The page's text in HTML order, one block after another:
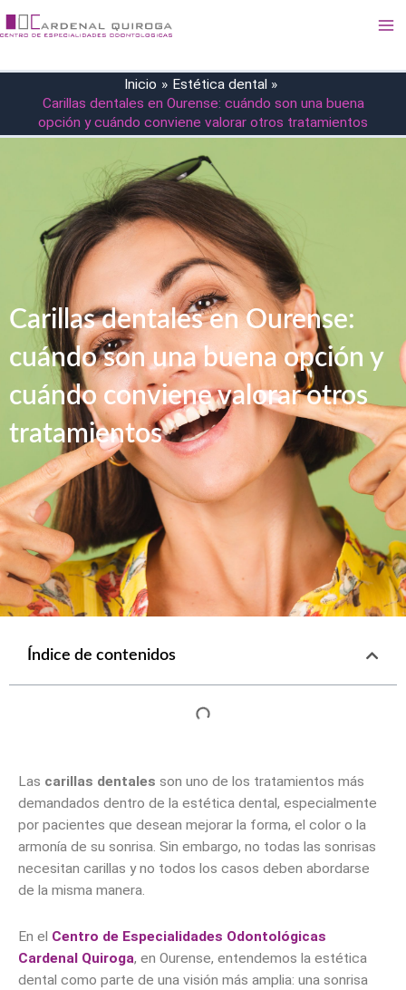
al
Inicio
Estética dental
Carillas dentales en Ourense: cuándo son una buena
opción y cuándo conviene valorar otros tratamientos
Carillas dentales en Ourense:
cuándo son una buena opción y
cuándo conviene valorar otros
tratamientos
Índice de contenidos
Las carillas dentales son uno de los tratamientos más
demandados dentro de la estética dental, especialmente
por pacientes que desean mejorar la forma, el color o la
armonía de su sonrisa. Sin embargo, no todas las sonrisas
necesitan carillas y no todos los casos deben abordarse
de la misma manera.
En el Centro de Especialidades Odontológicas
Cardenal Quiroga, en Ourense, entendemos la estética
dental como parte de una visión más amplia: una sonrisa